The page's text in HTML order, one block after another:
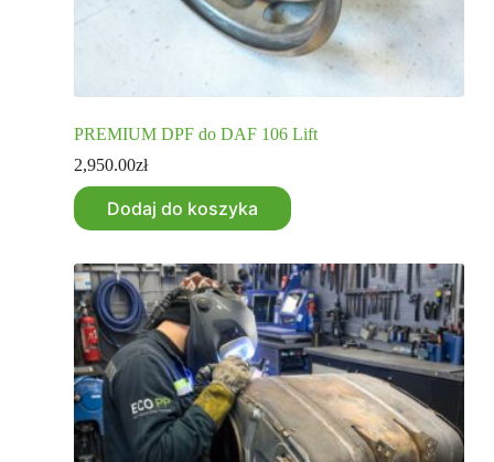
PREMIUM DPF do DAF 106 Lift
2,950.00zł
Dodaj do koszyka